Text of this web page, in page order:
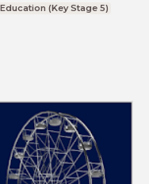
(Key Stage 5)